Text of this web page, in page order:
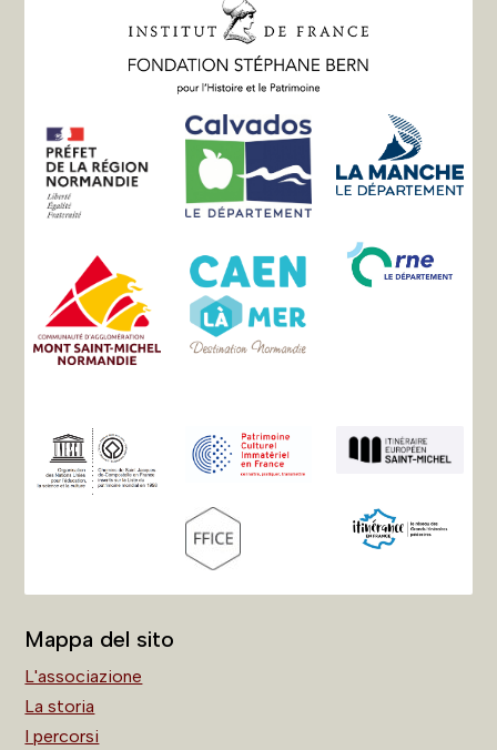
Mappa del sito
L'associazione
La storia
I percorsi